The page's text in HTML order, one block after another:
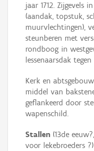
jaar 1712. Zijgevels
(aandak, topstuk,
muurvlechtingen),
steunberen met
rondboog in
lessenaarsdak
Kerk en
middel van
geflankeerd door
wapenschild.
Stallen (13de
voor lekebroeders